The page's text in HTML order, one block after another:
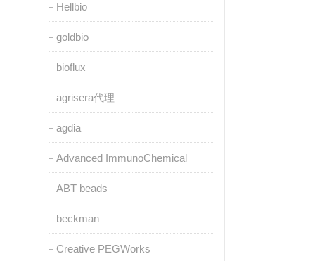
Hellbio
goldbio
bioflux
agrisera代理
agdia
Advanced ImmunoChemical
ABT beads
beckman
Creative PEGWorks